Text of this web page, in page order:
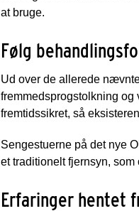
at bruge.
Følg
Ud over de allerede
fremmedsprogstolkning
fremtidssikret, så
Sengestuerne på det nye
et traditionelt fjernsyn,
Erfaringer hentet